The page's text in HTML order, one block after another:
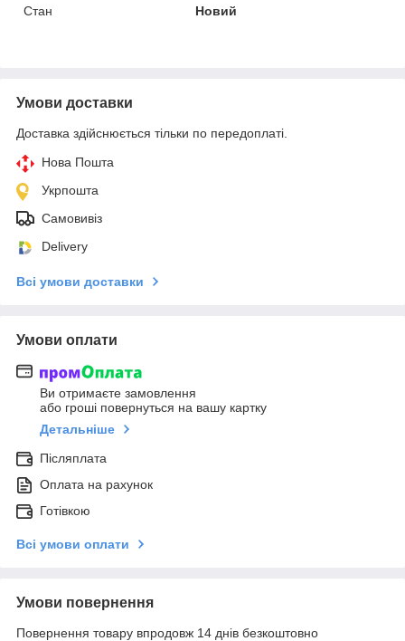
Стан
Новий
Умови доставки
Доставка здійснюється тільки по передоплаті.
Нова Пошта
Укрпошта
Самовивіз
Delivery
Всі умови доставки
Умови оплати
Ви отримаєте замовлення
або гроші повернуться на вашу картку
Детальніше
Післяплата
Оплата на рахунок
Готівкою
Всі умови оплати
Умови повернення
Повернення товару впродовж 14 днів безкоштовно